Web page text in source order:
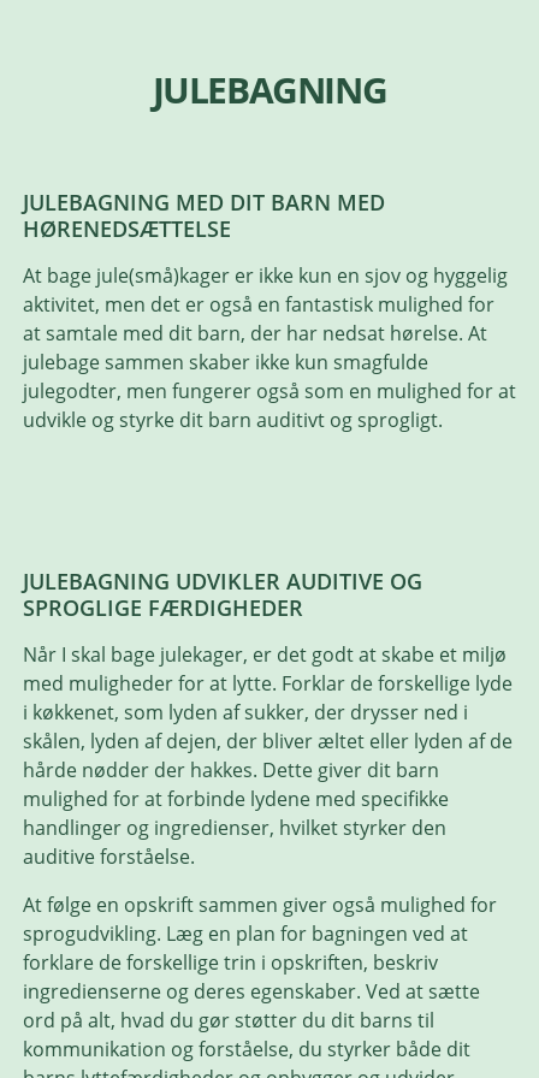
JULEBAGNING
JULEBAGNING MED DIT BARN MED
HØRENEDSÆTTELSE
At bage jule(små)kager er ikke kun en sjov og hyggelig
aktivitet, men det er også en fantastisk mulighed for
at samtale med dit barn, der har nedsat hørelse. At
julebage sammen skaber ikke kun smagfulde
julegodter, men fungerer også som en mulighed for at
udvikle og styrke dit barn auditivt og sprogligt.
JULEBAGNING UDVIKLER AUDITIVE OG
SPROGLIGE FÆRDIGHEDER
Når I skal bage julekager, er det godt at skabe et miljø
med muligheder for at lytte. Forklar de forskellige lyde
i køkkenet, som lyden af sukker, der drysser ned i
skålen, lyden af dejen, der bliver æltet eller lyden af de
hårde nødder der hakkes. Dette giver dit barn
mulighed for at forbinde lydene med specifikke
handlinger og ingredienser, hvilket styrker den
auditive forståelse.
At følge en opskrift sammen giver også mulighed for
sprogudvikling. Læg en plan for bagningen ved at
forklare de forskellige trin i opskriften, beskriv
ingredienserne og deres egenskaber. Ved at sætte
ord på alt, hvad du gør støtter du dit barns til
kommunikation og forståelse, du styrker både dit